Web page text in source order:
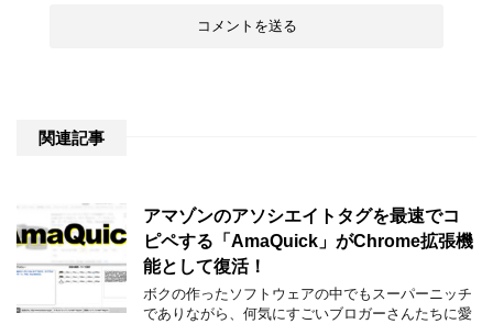
関連記事
アマゾンのアソシエイトタグを最速でコ
ピペする「AmaQuick」がChrome拡張機
能として復活！
ボクの作ったソフトウェアの中でもスーパーニッチ
でありながら、何気にすごいブロガーさんたちに愛